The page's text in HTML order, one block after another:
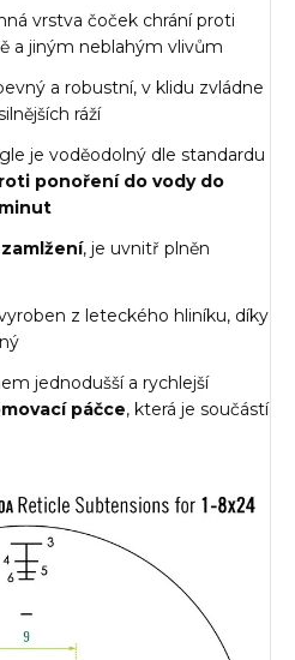
vrstva čoček chrání proti
a jiným neblahým vlivům
a robustní, v klidu zvládne
ráží
je voděodolný dle standardu
ponoření do vody do
, je uvnitř plněn
z leteckého hliníku, díky
jednodušší a rychlejší
páčce, která je součástí